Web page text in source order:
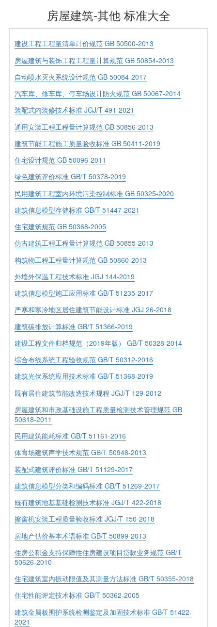
房屋建筑-其他 标准大全
建设工程工程量清单计价规范 GB 50500-2013
房屋建筑与装饰工程工程量计算规范 GB 50854-2013
自动喷水灭火系统设计规范 GB 50084-2017
汽车库、修车库、停车场设计防火规范 GB 50067-2014
装配式内装修技术标准 JGJ/T 491-2021
通用安装工程工程量计算规范 GB 50856-2013
建筑节能工程施工质量验收标准 GB 50411-2019
住宅设计规范 GB 50096-2011
绿色建筑评价标准 GB/T 50378-2019
民用建筑工程室内环境污染控制标准 GB 50325-2020
建筑信息模型存储标准 GB/T 51447-2021
住宅建筑规范 GB 50368-2005
仿古建筑工程工程量计算规范 GB 50855-2013
构筑物工程工程量计算规范 GB 50860-2013
外墙外保温工程技术标准 JGJ 144-2019
建筑信息模型施工应用标准 GB/T 51235-2017
严寒和寒冷地区居住建筑节能设计标准 JGJ 26-2018
建筑碳排放计算标准 GB/T 51366-2019
建设工程文件归档规范（2019年版） GB/T 50328-2014
综合布线系统工程验收规范 GB/T 50312-2016
建筑光伏系统应用技术标准 GB/T 51368-2019
既有居住建筑节能改造技术规程 JGJ/T 129-2012
房屋建筑和市政基础设施工程质量检测技术管理规范 GB
50618-2011
民用建筑能耗标准 GB/T 51161-2016
体育场建筑声学技术规范 GB/T 50948-2013
装配式建筑评价标准 GB/T 51129-2017
建筑信息模型分类和编码标准 GB/T 51269-2017
既有建筑地基基础检测技术标准 JGJ/T 422-2018
擦窗机安装工程质量验收标准 JGJ/T 150-2018
房地产估价基本术语标准 GB/T 50899-2013
住房公积金支持保障性住房建设项目贷款业务规范 GB/T
50626-2010
住宅建筑室内振动限值及其测量方法标准 GB/T 50355-2018
住宅性能评定技术标准 GB/T 50362-2005
建筑金属板围护系统检测鉴定及加固技术标准 GB/T 51422-
2021